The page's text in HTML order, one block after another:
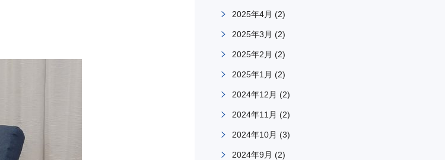
2025年4月 (2)
2025年3月 (2)
2025年2月 (2)
2025年1月 (2)
2024年12月 (2)
2024年11月 (2)
2024年10月 (3)
2024年9月 (2)